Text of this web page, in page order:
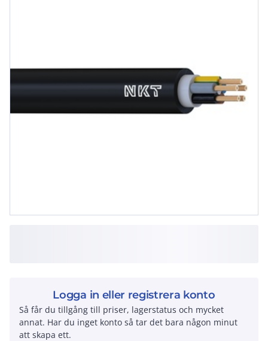
Logga in eller registrera konto
Så får du tillgång till priser, lagerstatus och mycket
annat. Har du inget konto så tar det bara någon minut
att skapa ett.